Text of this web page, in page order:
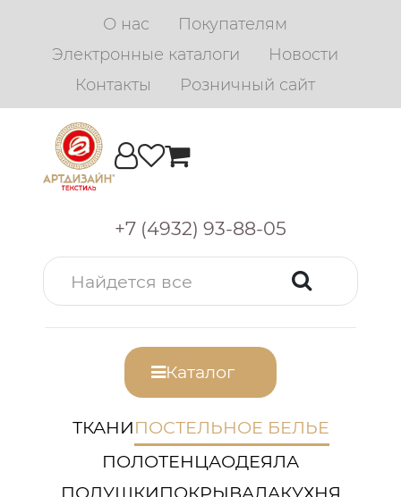
О нас
Покупателям
Электронные каталоги
Новости
Контакты
Розничный сайт
+7 (4932) 93-88-05
Каталог
ТКАНИПОСТЕЛЬНОЕ БЕЛЬЕ
ПОЛОТЕНЦАОДЕЯЛА